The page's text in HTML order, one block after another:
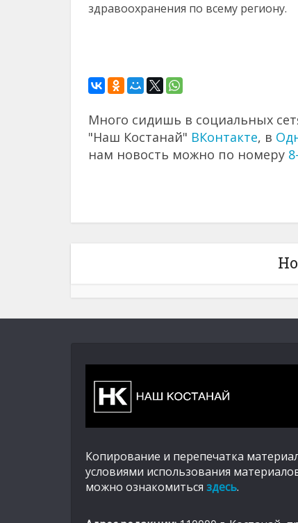
здравоохранения по всему региону.
Много сидишь в социальных
"Наш Костанай" ВКонтакте, в
нам новость можно по номеру
Копирование и перепечатка
условиями использования
можно ознакомиться здесь.